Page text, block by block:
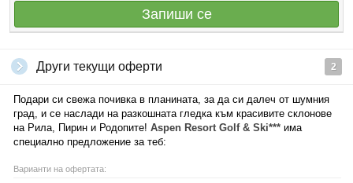
Запиши се
Други текущи оферти 2
Подари си свежа почивка в планината, за да си далеч от шумния
град, и се наслади на разкошната гледка към красивите склонове
на Рила, Пирин и Родопите! Aspen Resort Golf & Ski*** има
специално предложение за теб:
Варианти на офертата: